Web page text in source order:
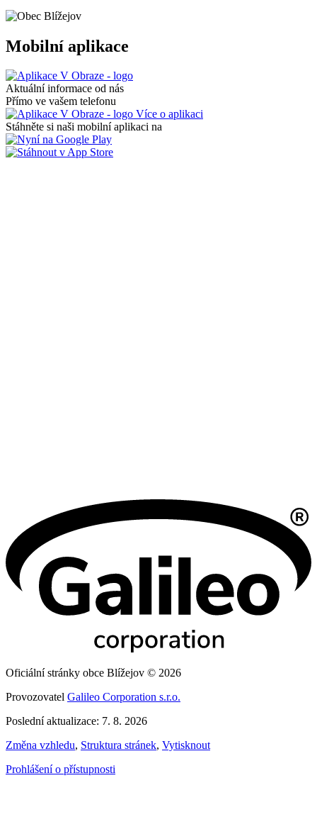
Mobilní aplikace
Aktuální informace od nás
Přímo ve vašem telefonu
Více o aplikaci
Stáhněte si naši mobilní aplikaci na
Oficiální stránky obce Blížejov © 2026
Provozovatel Galileo Corporation s.r.o.
Poslední aktualizace: 7. 8. 2026
Změna vzhledu, Struktura stránek, Vytisknout
Prohlášení o přístupnosti